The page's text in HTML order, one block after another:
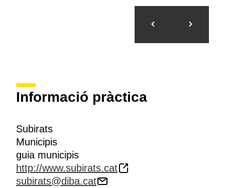
Informació pràctica
Subirats
Municipis
guia municipis
http://www.subirats.cat
subirats@diba.cat